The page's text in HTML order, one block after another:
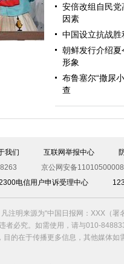
）
安倍改组自民
因素
中国设立抗战胜
朝鲜发行介绍
形象
布鲁塞尔“撒尿
查
我们 互联网举报中心
京公网安备
电信用户申诉受理中心
注明来源为“中国日报网：XXX（
者必究。如需使用，请与010-
目的在于传播更多信息，其他媒体